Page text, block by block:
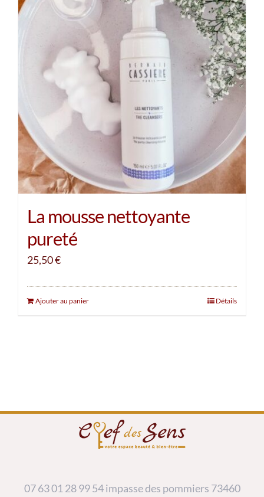
La mousse nettoyante
pureté
25,50€
Ajouter au panier Détails
07 63 01 28 9954 impasse des pommiers 73460